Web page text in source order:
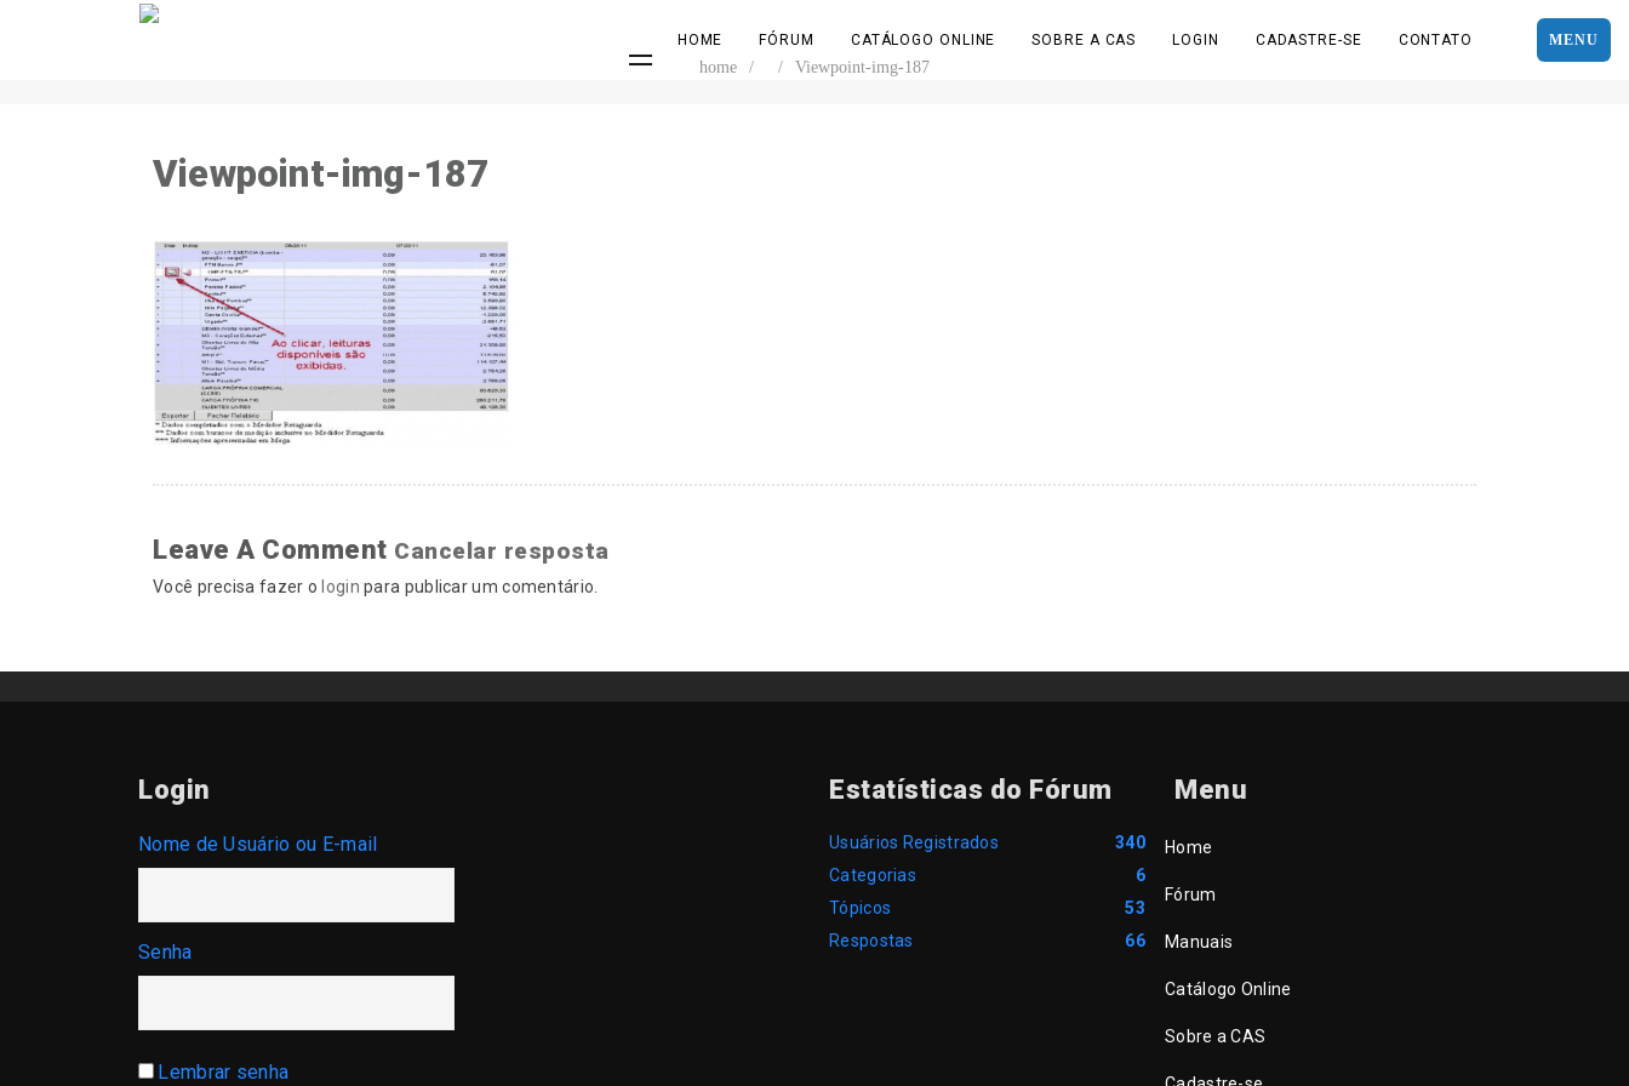
MENU
HOME FÓRUM CATÁLOGO ONLINE SOBRE A CAS LOGIN CADASTRE-SE CONTATO
home / / Viewpoint-img-187
Viewpoint-img-187
Leave A Comment Cancelar resposta
Você precisa fazer o login para publicar um comentário.
Login
Nome de Usuário ou E-mail
Senha
Lembrar senha
Estatísticas do Fórum
Usuários Registrados
340
Categorias
6
Tópicos
53
Respostas
66
Menu
Home
Fórum
Manuais
Catálogo Online
Sobre a CAS